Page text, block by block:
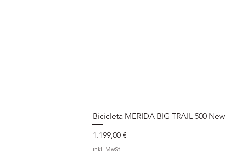
Bicicleta MERIDA BIG TRAIL 500 New
Preis
1.199,00 €
inkl. MwSt.